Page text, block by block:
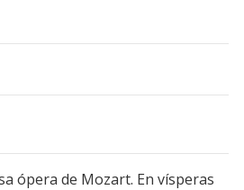
ópera de Mozart. En vísperas